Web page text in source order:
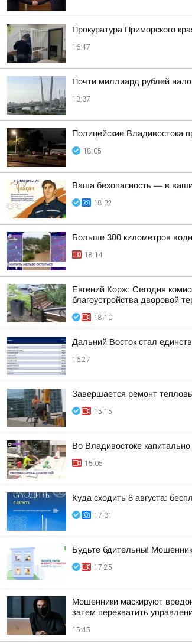
Прокуратура Приморского
16:47
Почти миллиард рублей
13:37
Полицейские Владивостока
18:05
Ваша безопасность — в
18:32
Больше 300 километров
18:14
Евгений Корж: Сегодня
благоустройства дворовой
18:10
Дальний Восток стал
16:27
Завершается ремонт
15:15
Во Владивостоке
15:05
Куда сходить 8 августа:
17:31
Будьте бдительны!
17:25
Мошенники маскируют
затем перехватить
15:45